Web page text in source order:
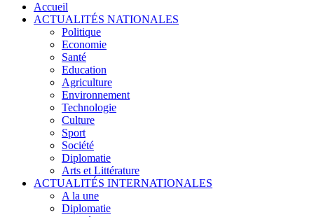
Accueil
ACTUALITÉS NATIONALES
Politique
Economie
Santé
Education
Agriculture
Environnement
Technologie
Culture
Sport
Société
Diplomatie
Arts et Littérature
ACTUALITÉS INTERNATIONALES
A la une
Diplomatie